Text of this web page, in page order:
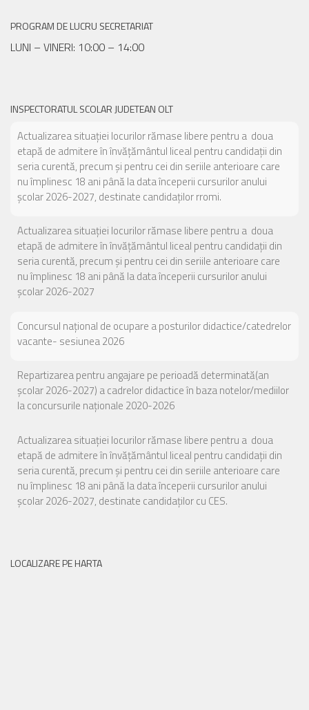
PROGRAM DE LUCRU SECRETARIAT
LUNI – VINERI: 10:00 – 14:00
INSPECTORATUL SCOLAR JUDETEAN OLT
Actualizarea situației locurilor rămase libere pentru a doua
etapă de admitere în învățământul liceal pentru candidații din
seria curentă, precum și pentru cei din seriile anterioare care
nu împlinesc 18 ani până la data începerii cursurilor anului
școlar 2026-2027, destinate candidaților rromi.
Actualizarea situației locurilor rămase libere pentru a doua
etapă de admitere în învățământul liceal pentru candidații din
seria curentă, precum și pentru cei din seriile anterioare care
nu împlinesc 18 ani până la data începerii cursurilor anului
școlar 2026-2027
Concursul național de ocupare a posturilor didactice/catedrelor
vacante- sesiunea 2026
Repartizarea pentru angajare pe perioadă determinată(an
școlar 2026-2027) a cadrelor didactice în baza notelor/mediilor
la concursurile naționale 2020-2026
Actualizarea situației locurilor rămase libere pentru a doua
etapă de admitere în învățământul liceal pentru candidații din
seria curentă, precum și pentru cei din seriile anterioare care
nu împlinesc 18 ani până la data începerii cursurilor anului
școlar 2026-2027, destinate candidaților cu CES.
LOCALIZARE PE HARTA